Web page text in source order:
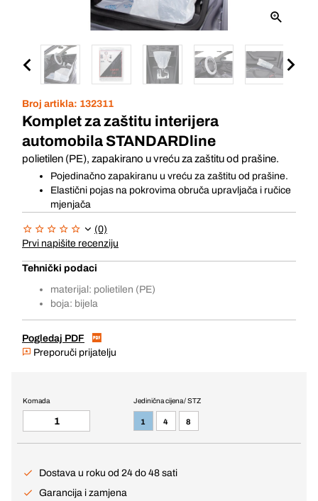
Broj artikla: 132311
Komplet za zaštitu interijera
automobila STANDARDline
polietilen (PE), zapakirano u vreću za zaštitu od prašine.
Pojedinačno zapakiranu u vreću za zaštitu od prašine.
Elastični pojas na pokrovima obruča upravljača i ručice
mjenjača
(0)
Prvi napišite recenziju
Tehnički podaci
materijal: polietilen (PE)
boja: bijela
Pogledaj PDF
Preporuči prijatelju
Jedinična cijena / STZ
1 4 8
Komada
Dostava u roku od 24 do 48 sati
Garancija i zamjena